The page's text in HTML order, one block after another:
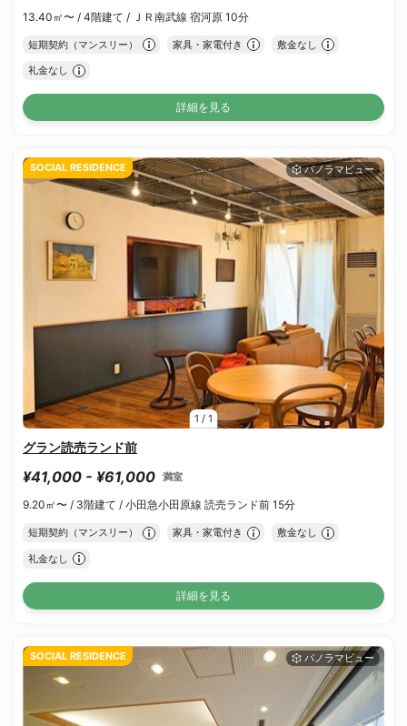
13.40㎡〜 / 4階建て / ＪＲ南武線 宿河原 10分
短期契約（マンスリー） 家具・家電付き 敷金なし
礼金なし
詳細を見る
1 / 1
SOCIAL RESIDENCE
グラン読売ランド前
¥41,000 - ¥61,000 満室
9.20㎡〜 / 3階建て / 小田急小田原線 読売ランド前 15分
短期契約（マンスリー） 家具・家電付き 敷金なし
礼金なし
詳細を見る
SOCIAL RESIDENCE